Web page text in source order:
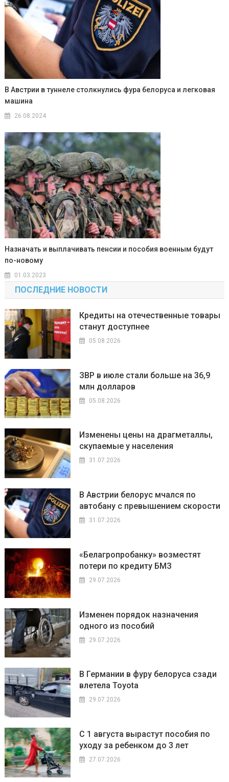
В Австрии в туннеле столкнулись фура белоруса и легковая
машина
26.08.2024
Назначать и выплачивать пенсии и пособия военным будут
по-новому
01.03.2023
ПОСЛЕДНИЕ НОВОСТИ
Кредиты на отечественные товары
станут доступнее
05.08.2026
ЗВР в июле стали больше на 36,9
млн долларов
05.08.2026
Изменены цены на драгметаллы,
скупаемые у населения
31.07.2026
В Австрии белорус мчался по
автобану с превышением скорости
31.07.2026
«Белагропробанку» возместят
потери по кредиту БМЗ
29.07.2026
Изменен порядок назначения
одного из пособий
29.07.2026
В Германии в фуру белоруса сзади
влетела Toyota
29.07.2026
С 1 августа вырастут пособия по
уходу за ребенком до 3 лет
27.07.2026